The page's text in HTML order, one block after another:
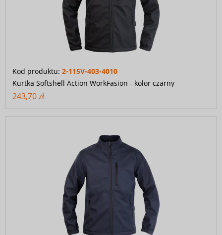
Kod produktu: 2-115V-403-4010
Kurtka Softshell Action WorkFasion - kolor czarny
243,70 zł